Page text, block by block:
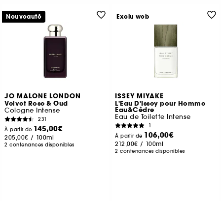
JO MALONE LONDON
Velvet Rose & Oud
Cologne Intense
231
À partir de 145,00€
205,00€ / 100ml
2 contenances disponibles
Nouveauté
ISSEY MIYAKE
L'Eau D'Issey pour Homme
Eau&Cèdre
Eau de Toilette Intense
1
À partir de 106,00€
212,00€ / 100ml
2 contenances disponibles
Exclu web